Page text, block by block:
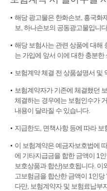
해당 광고물은 한화손보, 흥국화
보, 하나손보의 공동광고물입니
해당 보험사는 관련 상품에 대해
는 가입에 앞서 이에 대한 충분한
보험계약 체결 전 상품설명서 및
보험계약자가 기존에 체결했던
체결하는 경우에는 보험인수가
내용이 달라질 수 있습니다.
지급한도, 면책사항 등에 따라
이 보험계약은 예금자보호법에
에 기타지급금을 합한 금액이 1
보호상품과 합산)보호됩니다. 이
고보험금을 합산한 금액이 1인당
다만, 보험계약자 및 보험료납부